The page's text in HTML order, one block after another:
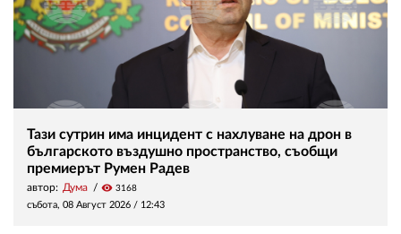
Тази сутрин има инцидент с нахлуване на дрон в
българското въздушно пространство, съобщи
премиерът Румен Радев
автор: Дума visibility 3168
събота, 08 Август 2026 / 12:43